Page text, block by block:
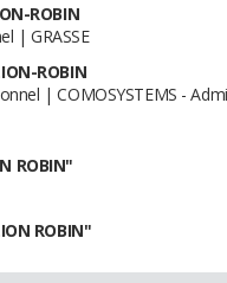
ROBIN
| GRASSE
ROBIN
| COMOSYSTEMS -
ROBIN"
ROBIN"